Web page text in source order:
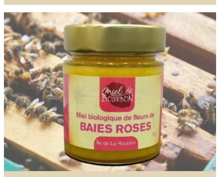
variations.
Les
options
peuvent
choisies
sur
la
page
produit